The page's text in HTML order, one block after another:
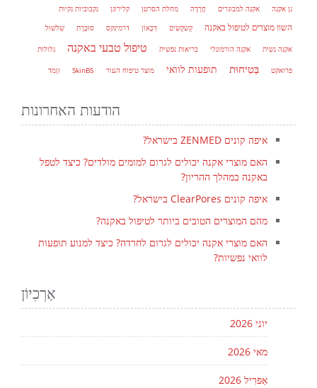
גן אקנה
אקנה למבוגרים חֲרָדָה מחלת הסרטן קלירוגן נקבוביות נקיות
השוו מוצרים לטיפול באקנה קַשׂקַשִׂים דִכָּאוֹן דרמינקס סוּכֶּרֶת שִׁלשׁוּל
אקנה נשית אקנה הורמונלי בריאות נפשית טיפול טבעי באקנה גלולות
פרואקט בְּטִיחוּת תופעות לוואי מוצר טיפוח העור SkinB5 זןמד
הודעות האחרונות
איפה קונים ZENMED בישראל?
האם מוצרי אקנה יכולים לגרום למומים מולדים? כיצד לטפל
באקנה במהלך ההריון?
איפה קונים ClearPores בישראל?
מהם המוצרים הטובים ביותר לטיפול באקנה?
האם מוצרי אקנה יכולים לגרום לחרדה? כיצד למנוע תופעות
לוואי נפשיות?
אַרְכִיוֹן
יוני 2026
מאי 2026
אַפּרִיל 2026